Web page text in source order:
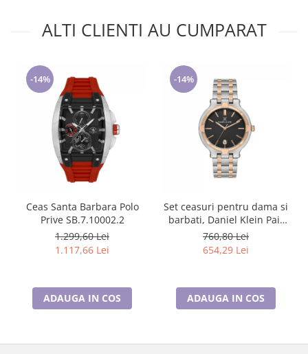
ALTI CLIENTI AU CUMPARAT
-14%
Ceas Santa Barbara Polo
Prive SB.7.10002.2
1.299,60 Lei
1.117,66 Lei
ADAUGA IN COS
-14%
Set ceasuri pentru dama si
barbati, Daniel Klein Pair
DK.1.13908.5
760,80 Lei
654,29 Lei
ADAUGA IN COS